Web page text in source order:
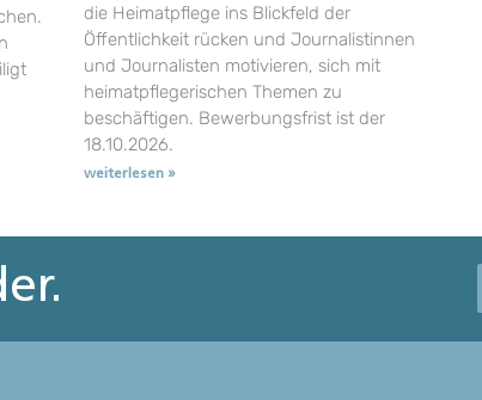
die Heimatpflege ins Blickfeld der
Öffentlichkeit rücken und Journalistinnen
und Journalisten motivieren, sich mit
heimatpflegerischen Themen zu
beschäftigen. Bewerbungsfrist ist der
18.10.2026.
weiterlesen »